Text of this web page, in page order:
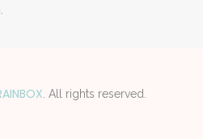
. All rights reserved.